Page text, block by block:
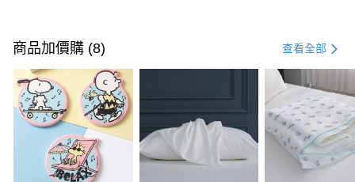
信用卡一次付款
信用卡分期付款
3 期 0 利率 每期NT$426 21家銀行
合作金庫商業銀行
第一商業銀行
華南商業銀行
彰化商業銀行
上海商業儲蓄銀行
台北富邦商業銀行
國泰世華商業銀行
LINE Pay
Apple Pay
商品加價購 (8) 查看全部